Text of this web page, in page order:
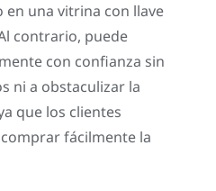
en una vitrina con llave
contrario, puede
con confianza sin
ni a obstaculizar la
que los clientes
fácilmente la